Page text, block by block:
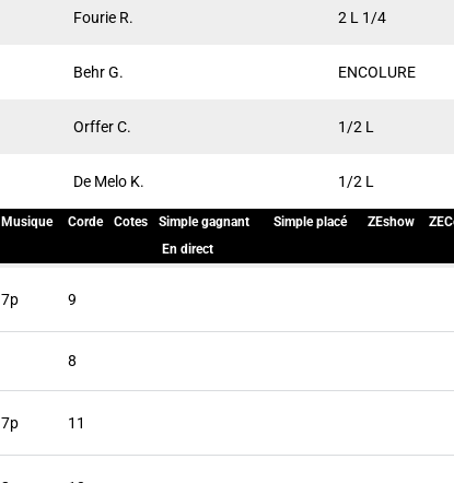
Fourie R. 2 L 1/4
Behr G. ENCOLURE
Orffer C. 1/2 L
De Melo K. 1/2 L
Musique Corde Cotes Simple gagnant Simple placé ZEshow
En direct
7p 9
8
7p 11